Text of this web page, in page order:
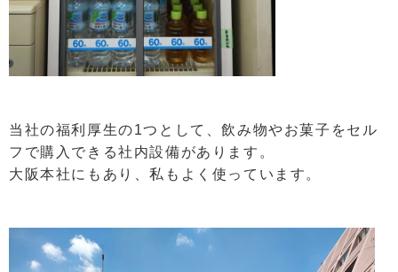
当社の福利厚生の1つとして、飲み物やお菓子をセル
フで購入できる社内設備があります。
大阪本社にもあり、私もよく使っています。